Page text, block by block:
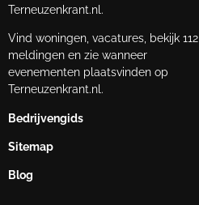
Terneuzenkrant.nl.
Vind woningen, vacatures, bekijk 112
meldingen en zie wanneer
evenementen plaatsvinden op
Terneuzenkrant.nl.
Bedrijvengids
Sitemap
Blog